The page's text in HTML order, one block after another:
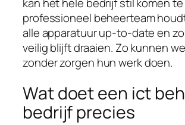
professioneel beheerteam
alle apparatuur up-to-date en
veilig blijft draaien. Zo kunnen
zonder zorgen hun werk doen.
Wat doet een ict
bedrijf precies